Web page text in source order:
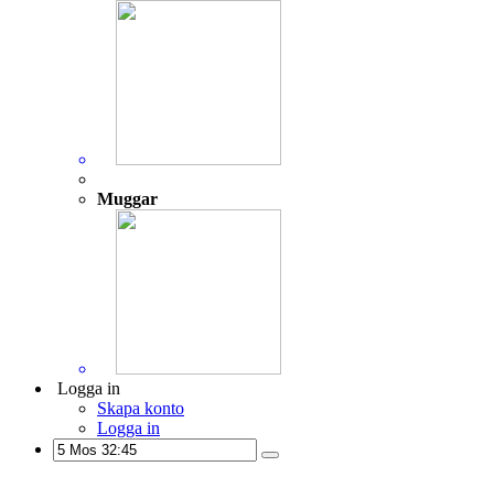
Muggar
Logga in
Skapa konto
Logga in